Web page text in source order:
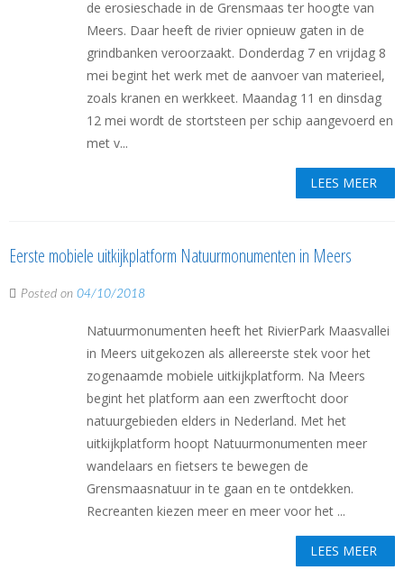
de erosieschade in de Grensmaas ter hoogte van
Meers. Daar heeft de rivier opnieuw gaten in de
grindbanken veroorzaakt. Donderdag 7 en vrijdag 8
mei begint het werk met de aanvoer van materieel,
zoals kranen en werkkeet. Maandag 11 en dinsdag
12 mei wordt de stortsteen per schip aangevoerd en
met v...
LEES MEER
Eerste mobiele uitkijkplatform Natuurmonumenten in Meers
Posted on 04/10/2018
Natuurmonumenten heeft het RivierPark Maasvallei
in Meers uitgekozen als allereerste stek voor het
zogenaamde mobiele uitkijkplatform. Na Meers
begint het platform aan een zwerftocht door
natuurgebieden elders in Nederland. Met het
uitkijkplatform hoopt Natuurmonumenten meer
wandelaars en fietsers te bewegen de
Grensmaasnatuur in te gaan en te ontdekken.
Recreanten kiezen meer en meer voor het ...
LEES MEER